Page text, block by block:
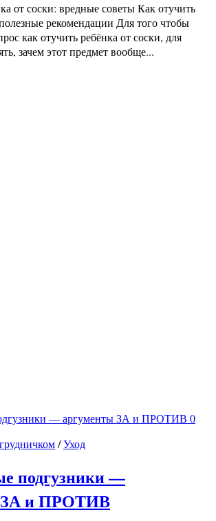
от соски: вредные советы Как отучить
рекомендации Для того чтобы
как отучить ребёнка от соски, для
зачем этот предмет вообще...
0
/Уход
подгузники —
ЗА и ПРОТИВ